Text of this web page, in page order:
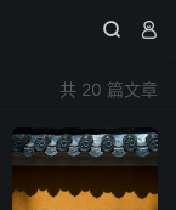
 
共 20 篇文章